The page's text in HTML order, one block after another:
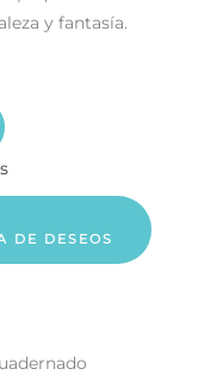
y fantasía.
DE DESEOS